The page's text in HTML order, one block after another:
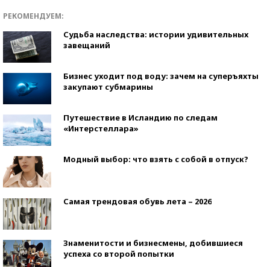
РЕКОМЕНДУЕМ:
Судьба наследства: истории удивительных
завещаний
Бизнес уходит под воду: зачем на суперъяхты
закупают субмарины
Путешествие в Исландию по следам
«Интерстеллара»
Модный выбор: что взять с собой в отпуск?
Самая трендовая обувь лета – 2026
Знаменитости и бизнесмены, добившиеся
успеха со второй попытки